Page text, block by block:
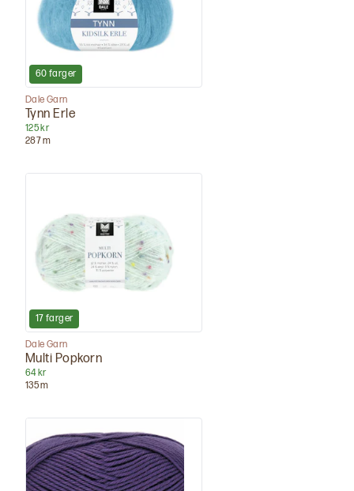
60 farger
Dale Garn
Tynn Erle
125 kr
287m
17 farger
Dale Garn
Multi Popkorn
64 kr
135m